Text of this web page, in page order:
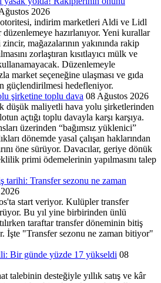
2026
otoritesi, indirim marketleri Aldi ve Lidl
hazırlanıyor. Yeni kurallar
mağazalarının yakınında rakip
zorlaştıran kısıtlayıcı mülk ve
Düzenlemeyle
market seçeneğine ulaşması ve gıda
güçlendirilmesi hedefleniyor.
şirketine toplu dava 08 Ağustos 2026
düşük maliyetli hava yolu şirketlerinden
açtığı toplu davayla karşı karşıya.
üzerinden “bağımsız yüklenici”
dönemde yasal çalışan haklarından
öne sürüyor. Davacılar, geriye dönük
primi ödemelerinin yapılmasını talep
tarihi: Transfer sezonu ne zaman
start veriyor. Kulüpler transfer
Bu yıl yine birbirinden ünlü
taraftar transfer döneminin bitiş
İşte "Transfer sezonu ne zaman bitiyor"
Bir günde yüzde 17 yükseldi 08
talebinin desteğiyle yıllık satış ve kâr